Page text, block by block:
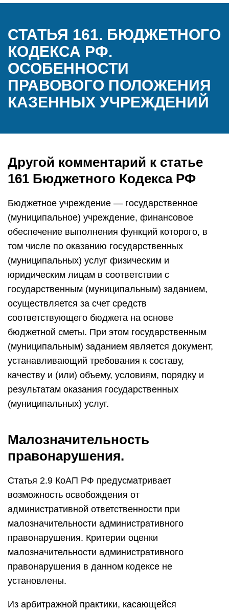
СТАТЬЯ 161. БЮДЖЕТНОГО
КОДЕКСА РФ.
ОСОБЕННОСТИ
ПРАВОВОГО ПОЛОЖЕНИЯ
КАЗЕННЫХ УЧРЕЖДЕНИЙ
Другой комментарий к статье
161 Бюджетного Кодекса РФ
Бюджетное учреждение — государственное
(муниципальное) учреждение, финансовое
обеспечение выполнения функций которого, в
том числе по оказанию государственных
(муниципальных) услуг физическим и
юридическим лицам в соответствии с
государственным (муниципальным) заданием,
осуществляется за счет средств
соответствующего бюджета на основе
бюджетной сметы. При этом государственным
(муниципальным) заданием является документ,
устанавливающий требования к составу,
качеству и (или) объему, условиям, порядку и
результатам оказания государственных
(муниципальных) услуг.
Малозначительность
правонарушения.
Статья 2.9 КоАП РФ предусматривает
возможность освобождения от
административной ответственности при
малозначительности административного
правонарушения. Критерии оценки
малозначительности административного
правонарушения в данном кодексе не
установлены.
Из арбитражной практики, касающейся